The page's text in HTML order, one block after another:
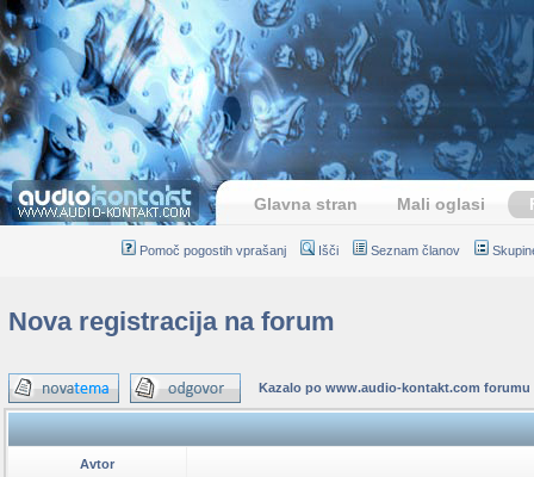
Glavna stran Mali oglasi
Pomoč pogostih vprašanj Išči Seznam članov
Nova registracija na forum
Kazalo po www.audio-kontakt.com forumu
Avtor